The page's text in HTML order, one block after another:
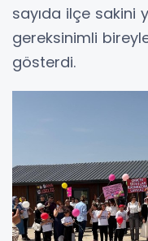
sayıda ilçe sakini
gereksinimli
gösterdi.